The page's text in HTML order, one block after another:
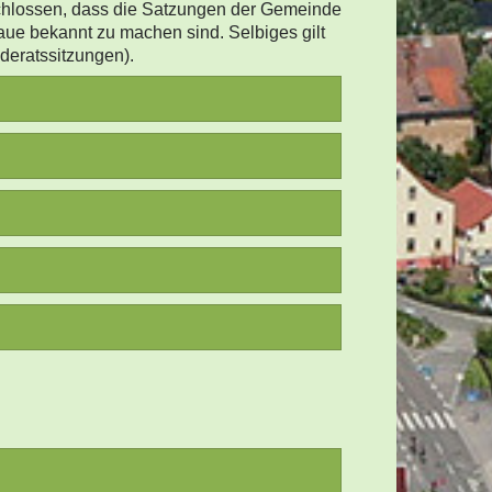
- 18:00 Uhr
dass die Satzungen der Gemeinde
bekannt zu machen sind. Selbiges gilt
2026 mit all seinen Anlagen liegt in
jedermanns Einsicht aus.